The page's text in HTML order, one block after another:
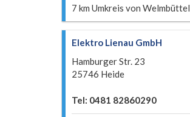
7 km Umkreis von Welmbüttel
Elektro Lienau GmbH
Hamburger Str. 23
25746 Heide
Tel: 0481 82860290